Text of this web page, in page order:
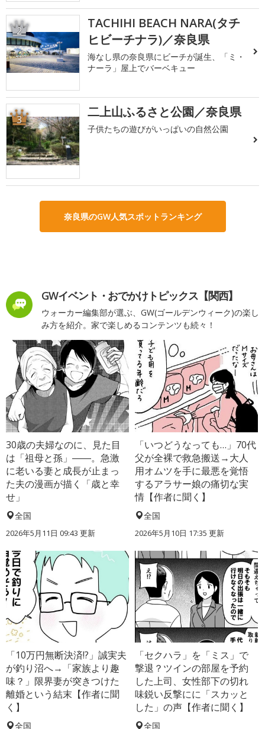
2
TACHIHI BEACH NARA(タチ
ヒビーチナラ)／奈良県
海なし県の奈良県にビーチが誕生、「ミ・
ナーラ」屋上でバーベキュー
3 二上山ふるさと公園／奈良県
子供たちの遊びがいっぱいの自然公園
奈良県のGW人気スポットランキング
GWイベント・おでかけトピックス【関西】
ウォーカー編集部が選ぶ、GW(ゴールデンウィーク)の楽し
み方を紹介。家で楽しめるコンテンツも続々！
30歳の夫婦なのに、見た目
は「祖母と孫」――。急激
に老いる妻と成長が止まっ
た夫の漫画が描く「歳と幸
せ」
全国
2026年5月11日 09:43 更新
「いつどうなっても…」70代
父が全裸で救急搬送→大人
用オムツを手に最悪を覚悟
するアラサー娘の痛切な実
情【作者に聞く】
全国
2026年5月10日 17:35 更新
「10万円無断決済!?」誠実夫
が釣り沼へ→「家族より趣
味？」限界妻が突きつけた
離婚という結末【作者に聞
く】
全国
「セクハラ」を「ミス」で
撃退？ツインの部屋を予約
した上司、女性部下の切れ
味鋭い反撃にに「スカッと
した」の声【作者に聞く】
全国